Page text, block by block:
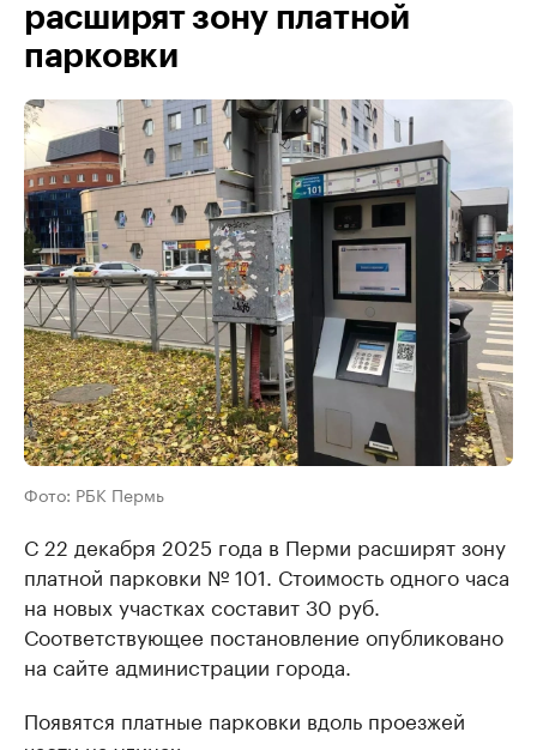
расширят зону платной
парковки
Фото: РБК Пермь
С 22 декабря 2025 года в Перми расширят зону
платной парковки № 101. Стоимость одного часа
на новых участках составит 30 руб.
Соответствующее постановление опубликовано
на сайте администрации города.
Появятся платные парковки вдоль проезжей